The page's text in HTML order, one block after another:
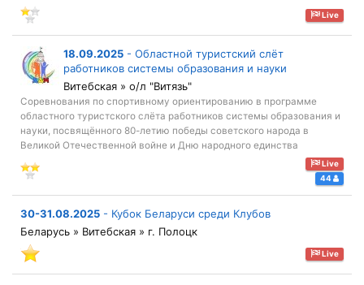
Live
18.09.2025 - Областной туристский слёт
работников системы образования и науки
Витебская » о/л "Витязь"
Соревнования по спортивному ориентированию в программе
областного туристского слёта работников системы образования и
науки, посвящённого 80-летию победы советского народа в
Великой Отечественной войне и Дню народного единства
Live
44
30-31.08.2025 - Кубок Беларуси среди Клубов
Беларусь » Витебская » г. Полоцк
Live